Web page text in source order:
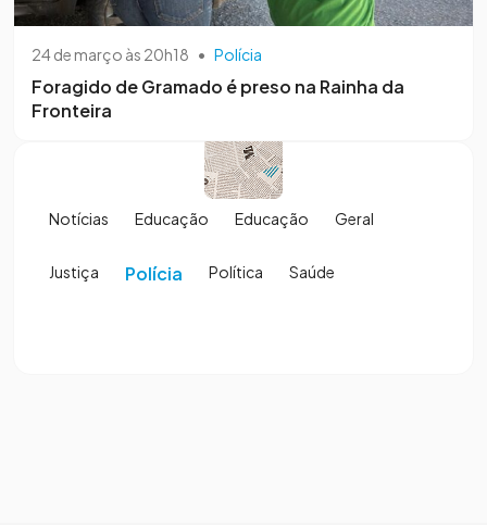
24 de março às 20h18 • Polícia
Foragido de Gramado é preso na Rainha da
Fronteira
Notícias Educação Educação Geral
Justiça Polícia Política Saúde